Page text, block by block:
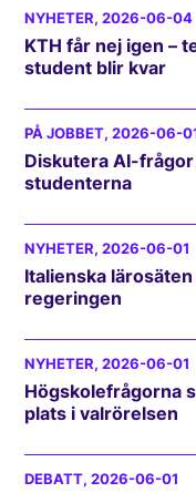
NYHETER, 2026-06-04
KTH får nej igen –
student blir kvar
PÅ JOBBET, 2026-06-
Diskutera AI-
studenterna
NYHETER, 2026-06-01
Italienska
regeringen
NYHETER, 2026-06-01
Högskolefrågorna
plats i valrörelsen
DEBATT, 2026-06-01